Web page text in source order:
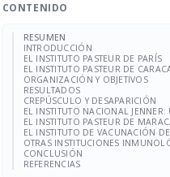
CONTENIDO
RESUMEN
INTRODUCCIÓN
EL INSTITUTO PASTEUR DE PARÍS
EL INSTITUTO PASTEUR DE
ORGANIZACIÓN Y OBJETIVOS
RESULTADOS
CREPÚSCULO Y DESAPARICIÓN
EL INSTITUTO NACIONAL
EL INSTITUTO PASTEUR DE
EL INSTITUTO DE VACUNACIÓN
OTRAS INSTITUCIONES
CONCLUSIÓN
REFERENCIAS